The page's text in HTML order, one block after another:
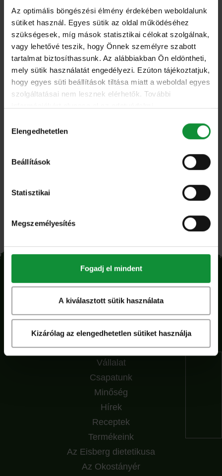
Az optimális böngészési élmény érdekében weboldalunk
sütiket használ. Egyes sütik az oldal működéséhez
szükségesek, míg mások statisztikai célokat szolgálnak,
vagy lehetővé teszik, hogy Önnek személyre szabott
tartalmat biztosíthassunk. Az alábbiakban Ön eldöntheti,
mely sütik használatát engedélyezi. Ezúton tájékoztatjuk,
hogy egyes süti beállítások tiltása miatt a weboldal egyes
szolgáltatásai nem lesznek elérhetők. További
kiválasztása
Elengedhetetlen
Beállítások
Statisztikai
Megszemélyesítés
Fogadj el mindent
A kiválasztott sütik használata
Kizárólag az elengedhetetlen sütiket használja
Továbbitermékek
Keress tovább termékeink között!
Főoldal
Vállalat
Csapatunk
Minőség
Hírek
Receptek
Termékeink
Az Eisberg dietetikusa
Az Okostányér